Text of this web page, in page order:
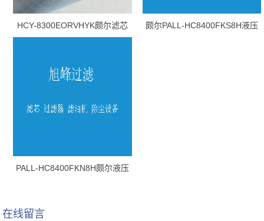
HCY-8300EORVHYK颇尔滤芯
颇尔PALL-HC8400FKS8H液压
PALL-HC8400FKN8H颇尔液压
在线留言